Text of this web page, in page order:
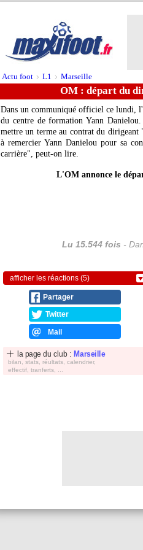
Actu foot > L1 > Marseille
OM : départ du
Dans un communiqué officiel ce lundi,
du centre de formation Yann
mettre un terme au contrat du
à remercier Yann Danielou pour sa
carrière", peut-on lire.
L'OM annonce le
Lu 15.544 fois -
afficher les réactions (5)
Partager
Twitter
Mail
la page du club : Marseille
bilan, stats, réultats, calendrier,
effectif, tranferts, ...